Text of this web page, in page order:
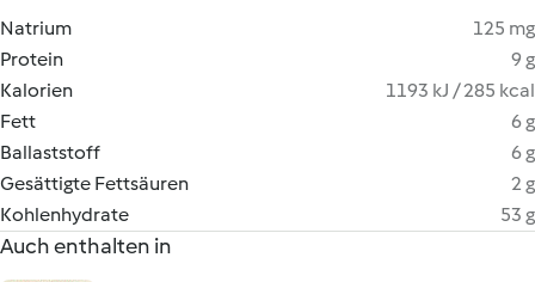
Natrium
125 mg
Protein
9 g
Kalorien
1193 kJ / 285 kcal
Fett
6 g
Ballaststoff
6 g
Gesättigte Fettsäuren
2 g
Kohlenhydrate
53 g
Auch enthalten in